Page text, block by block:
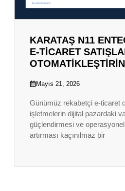
KARATAŞ N11
E-TICARET
Mayıs 21, 2026
Günümüz rekabetçi e-ticaret
işletmelerin dijital pazardaki
güçlendirmesi ve
artırması kaçınılmaz bir